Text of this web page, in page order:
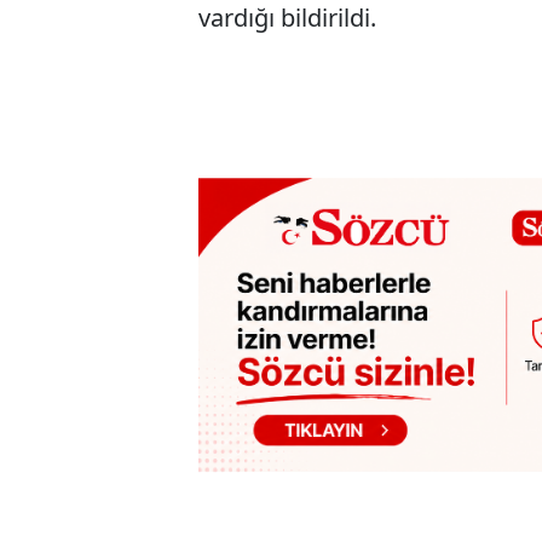
vardığı bildirildi.